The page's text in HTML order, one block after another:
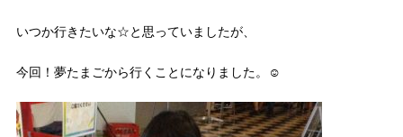
いつか行きたいな☆と思っていましたが、
今回！夢たまごから行くことになりました。☺